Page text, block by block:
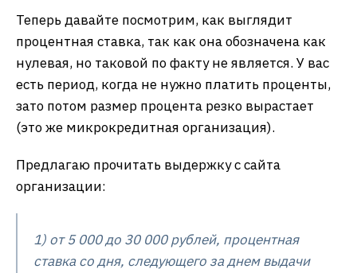
Теперь давайте посмотрим, как выглядит
процентная ставка, так как она обозначена как
нулевая, но таковой по факту не является. У вас
есть период, когда не нужно платить проценты,
зато потом размер процента резко вырастает
(это же микрокредитная организация).
Предлагаю прочитать выдержку с сайта
организации:
1) от 5 000 до 30 000 рублей, процентная
ставка со дня, следующего за днем выдачи